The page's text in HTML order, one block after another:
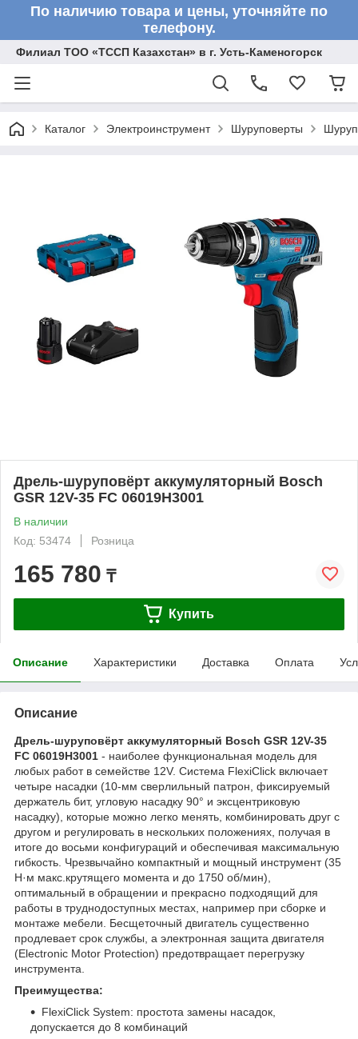
По наличию товара и цены, уточняйте по
телефону.
Филиал ТОО «ТССП Казахстан» в г. Усть-Каменогорск
Каталог Электроинструмент Шуруповерты
Дрель-шуруповёрт аккумуляторный Bosch
GSR 12V-35 FC 06019H3001
В наличии
Код: 53474
Розница
165 780 ₸
Купить
Описание Характеристики Доставка Оплата
Описание
Дрель-шуруповёрт аккумуляторный Bosch GSR 12V-35
FC 06019H3001 - наиболее функциональная модель для
любых работ в семействе 12V. Система FlexiClick включает
четыре насадки (10-мм сверлильный патрон, фиксируемый
держатель бит, угловую насадку 90° и эксцентриковую
насадку), которые можно легко менять, комбинировать друг с
другом и регулировать в нескольких положениях, получая в
итоге до восьми конфигураций и обеспечивая максимальную
гибкость. Чрезвычайно компактный и мощный инструмент (35
Н·м макс.крутящего момента и до 1750 об/мин),
оптимальный в обращении и прекрасно подходящий для
работы в труднодоступных местах, например при сборке и
монтаже мебели. Бесщеточный двигатель существенно
продлевает срок службы, а электронная защита двигателя
(Electronic Motor Protection) предотвращает перегрузку
инструмента.
Преимущества:
FlexiClick System: простота замены насадок,
допускается до 8 комбинаций